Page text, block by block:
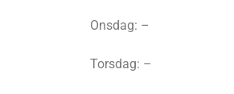
Onsdag: –
Torsdag: –